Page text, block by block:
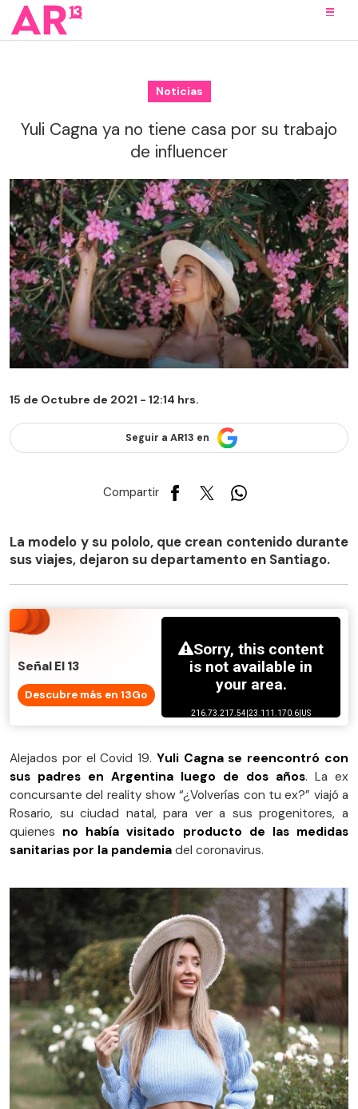
Noticias
Yuli Cagna ya no tiene casa por su trabajo
de influencer
15 de Octubre de 2021 - 12:14 hrs.
Seguir a AR13 en
Compartir
La modelo y su pololo, que crean contenido durante
sus viajes, dejaron su departamento en Santiago.
Señal El 13
Descubre más en 13Go
Alejados por el Covid 19. Yuli Cagna se reencontró con
sus padres en Argentina luego de dos años. La ex
concursante del reality show “¿Volverías con tu ex?” viajó a
Rosario, su ciudad natal, para ver a sus progenitores, a
quienes no había visitado producto de las medidas
sanitarias por la pandemia del coronavirus.